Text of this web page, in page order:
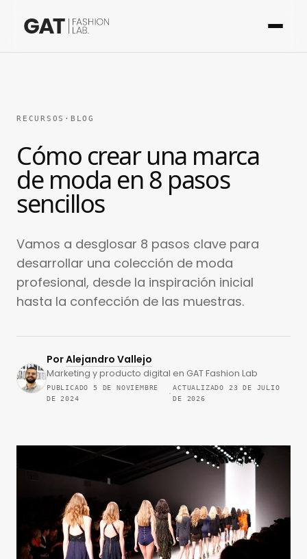
RECURSOS · BLOG
Cómo crear una marca
de moda en 8 pasos
sencillos
Vamos a desglosar 8 pasos clave para
desarrollar una colección de moda
profesional, desde la inspiración inicial
hasta la confección de las muestras.
PorAlejandro Vallejo
Marketing y producto digital en GAT Fashion Lab
PUBLICADO 5 DE NOVIEMBRE
DE 2024
·
ACTUALIZADO 23 DE JULIO
DE 2026